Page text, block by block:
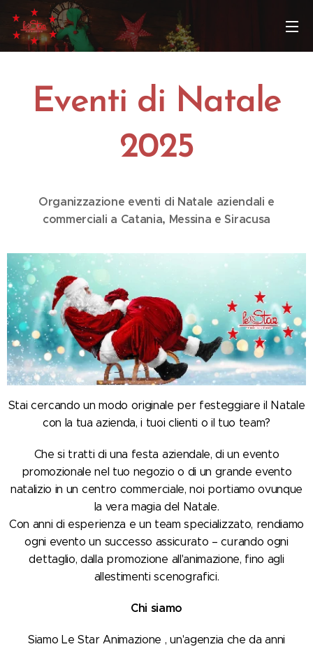
Eventi di Natale
2025
Organizzazione eventi di Natale aziendali e
commerciali a Catania, Messina e Siracusa
Stai cercando un modo originale per festeggiare il Natale
con la tua azienda, i tuoi clienti o il tuo team?
Che si tratti di una festa aziendale, di un evento
promozionale nel tuo negozio o di un grande evento
natalizio in un centro commerciale, noi portiamo ovunque
la vera magia del Natale.
Con anni di esperienza e un team specializzato, rendiamo
ogni evento un successo assicurato – curando ogni
dettaglio, dalla promozione all'animazione, fino agli
allestimenti scenografici.
Chi siamo
Siamo Le Star Animazione , un'agenzia che da anni